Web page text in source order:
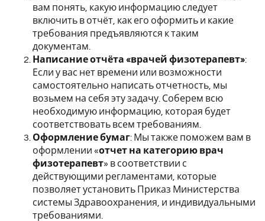
вам понять, какую информацию следует
включить в отчёт, как его оформить и какие
требования предъявляются к таким
документам.
Написание отчёта «врачей физотерапевт»:
Если у вас нет времени или возможности
самостоятельно написать отчетность, мы
возьмем на себя эту задачу. Соберем всю
необходимую информацию, которая будет
соответствовать всем требованиям.
Оформление бумаг: Мы также поможем вам в
оформлении «отчет на категорию врач
физотерапевт» в соответствии с
действующими регламентами, которые
позволяет установить Приказ Министерства
системы Здравоохранения, и индивидуальными
требованиями.